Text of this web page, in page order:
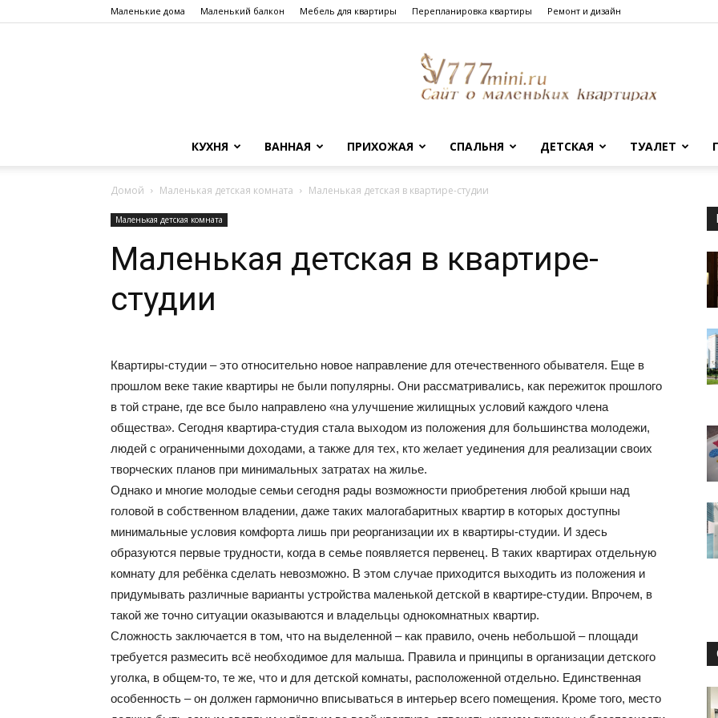
Маленькие дома Маленький балкон Мебель для квартиры Перепланировка квартиры Ремонт и дизайн
Сайт
о
маленьких
и
домах:
КУХНЯ ВАННАЯ ПРИХОЖАЯ СПАЛЬНЯ ДЕТСКАЯ ТУАЛЕТ
Домой Маленькая детская комната Маленькая детская в квартире-студии
Маленькая детская комната
Маленькая детская в квартире-
студии
Квартиры-студии – это относительно новое направление для отечественного обывателя. Еще в
прошлом веке такие квартиры не были популярны. Они рассматривались, как пережиток прошлого
в той стране, где все было направлено «на улучшение жилищных условий каждого члена
общества». Сегодня квартира-студия стала выходом из положения для большинства молодежи,
людей с ограниченными доходами, а также для тех, кто желает уединения для реализации своих
творческих планов при минимальных затратах на жилье.
Однако и многие молодые семьи сегодня рады возможности приобретения любой крыши над
головой в собственном владении, даже таких малогабаритных квартир в которых доступны
минимальные условия комфорта лишь при реорганизации их в квартиры-студии. И здесь
образуются первые трудности, когда в семье появляется первенец. В таких квартирах отдельную
комнату для ребёнка сделать невозможно. В этом случае приходится выходить из положения и
придумывать различные варианты устройства маленькой детской в квартире-студии. Впрочем, в
такой же точно ситуации оказываются и владельцы однокомнатных квартир.
Сложность заключается в том, что на выделенной – как правило, очень небольшой – площади
требуется размесить всё необходимое для малыша. Правила и принципы в организации детского
уголка, в общем-то, те же, что и для детской комнаты, расположенной отдельно. Единственная
особенность – он должен гармонично вписываться в интерьер всего помещения. Кроме того, место